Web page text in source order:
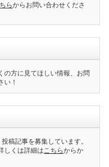
らからお問い合わせくださ
の方に見てほしい情報、お問
い！
稿記事を募集しています。
しくは詳細は こちらからか